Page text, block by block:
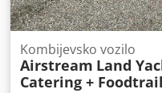
Kombijevsko vozilo
Airstream Land
Catering +